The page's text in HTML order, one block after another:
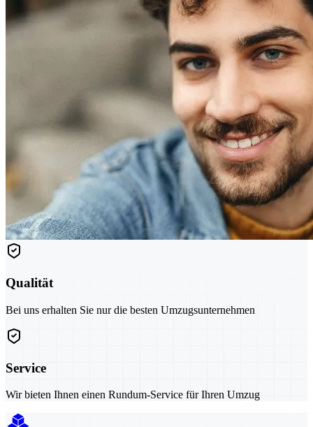
Qualität
Bei uns erhalten Sie nur die besten Umzugsunternehmen
Service
Wir bieten Ihnen einen Rundum-Service für Ihren Umzug